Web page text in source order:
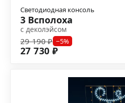
Светодиодная консоль
3 Всполоха
с деколэйсом
29 190 ₽ −5%
27 730 ₽